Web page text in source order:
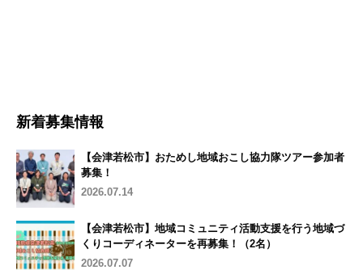
新着募集情報
【会津若松市】おためし地域おこし協力隊ツアー参加者
募集！
2026.07.14
【会津若松市】地域コミュニティ活動支援を行う地域づ
くりコーディネーターを再募集！（2名）
2026.07.07